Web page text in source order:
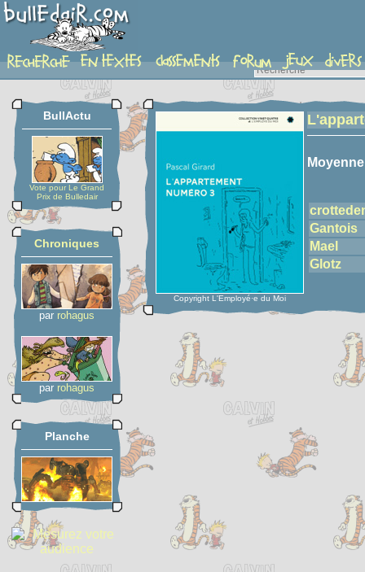
detail-etoiles
BullActu
Vote pour Le Grand
Prix de Bulledair
Chroniques
par rohagus
par rohagus
Planche
Copyright L'Employé·e du Moi
Moyenne
Gantois
Mael
Glotz